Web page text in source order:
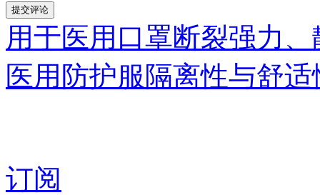
用于医用口罩断裂强力
医用防护服隔离性与舒适
订阅